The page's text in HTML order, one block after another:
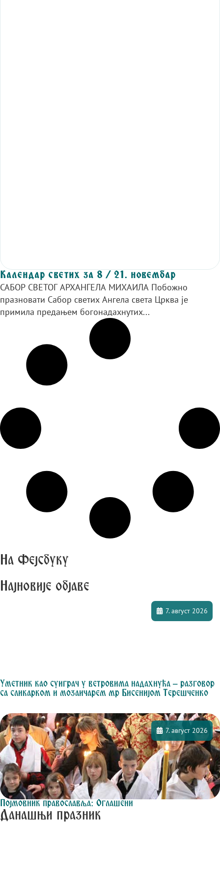
Календар светих за 8 / 21. новембар
САБОР СВЕТОГ АРХАНГЕЛА МИХАИЛА Побожно
празновати Сабор светих Ангела света Црква је
примила предањем богонадахнутих...
На Фејсбуку
Најновије објаве
Уметник као суиграч у ветровима надахнућа – разговор
са сликарком и мозаичарем мр Бисенијом Терешченко
7. август 2026
Појмовник православља: Оглашени
7. август 2026
Данашњи празник